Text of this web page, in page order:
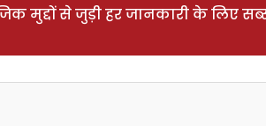
मुद्दों से जुड़ी हर जानकारी के लिए